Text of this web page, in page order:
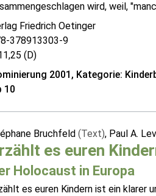
wird, weil,
Friedrich Oetinger
378913303-9
(D)
2001, Kategorie:
10
Bruchfeld (Text), Paul A.
es euren
Holocaust in Europa
es euren Kindern ist ein klarer